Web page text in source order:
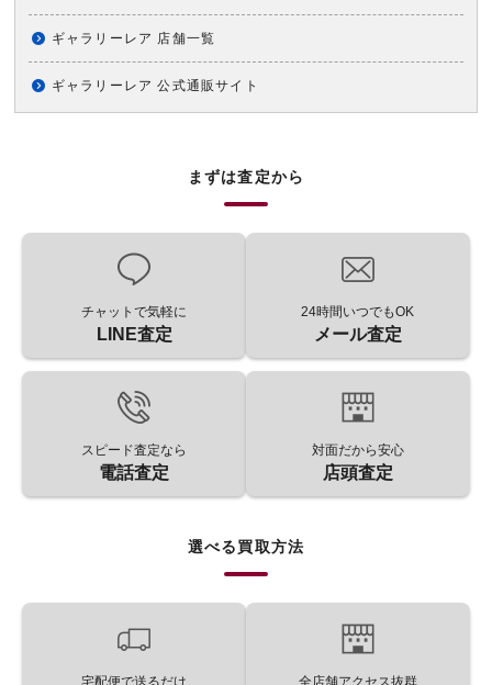
ギャラリーレア 店舗一覧
ギャラリーレア 公式通販サイト
まずは査定から
チャットで気軽に
LINE査定
24時間いつでもOK
メール査定
スピード査定なら
電話査定
対面だから安心
店頭査定
選べる買取方法
宅配便で送るだけ 全店舗アクセス抜群